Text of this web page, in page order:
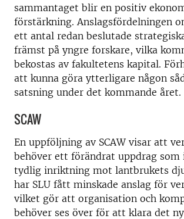
sammantaget blir en positiv
förstärkning. Anslagsfördelningen
ett antal redan beslutade
främst på yngre forskare, vilka
bekostas av fakultetens kapital.
att kunna göra ytterligare någon
satsning under det kommande året.
SCAW
En uppföljning av SCAW visar att
behöver ett förändrat uppdrag som
tydlig inriktning mot lantbrukets
har SLU fått minskade anslag för
vilket gör att organisation och
behöver ses över för att klara det